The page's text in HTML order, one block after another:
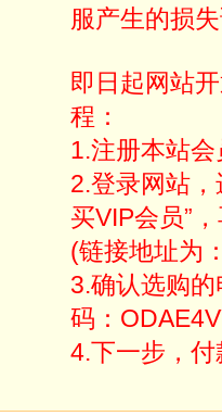
服产生的损
即日起网站
程：
1.注册本站会
2.登录网站，
买VIP会员”
(链接地址为
3.确认选购
码：
4.下一步，